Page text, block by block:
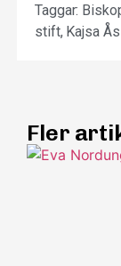
Taggar:
stift, Kajsa
Fler